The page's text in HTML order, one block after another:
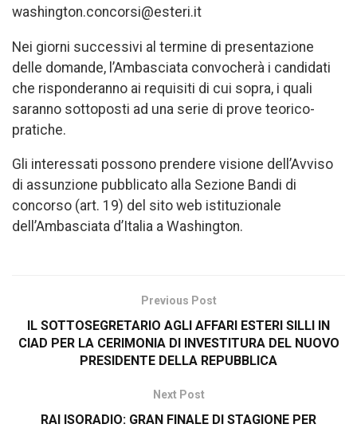
washington.concorsi@esteri.it
Nei giorni successivi al termine di presentazione
delle domande, l’Ambasciata convocherà i candidati
che risponderanno ai requisiti di cui sopra, i quali
saranno sottoposti ad una serie di prove teorico-
pratiche.
Gli interessati possono prendere visione dell’Avviso
di assunzione pubblicato alla Sezione Bandi di
concorso (art. 19) del sito web istituzionale
dell’Ambasciata d’Italia a Washington.
Previous Post
IL SOTTOSEGRETARIO AGLI AFFARI ESTERI SILLI IN
CIAD PER LA CERIMONIA DI INVESTITURA DEL NUOVO
PRESIDENTE DELLA REPUBBLICA
Next Post
RAI ISORADIO: GRAN FINALE DI STAGIONE PER